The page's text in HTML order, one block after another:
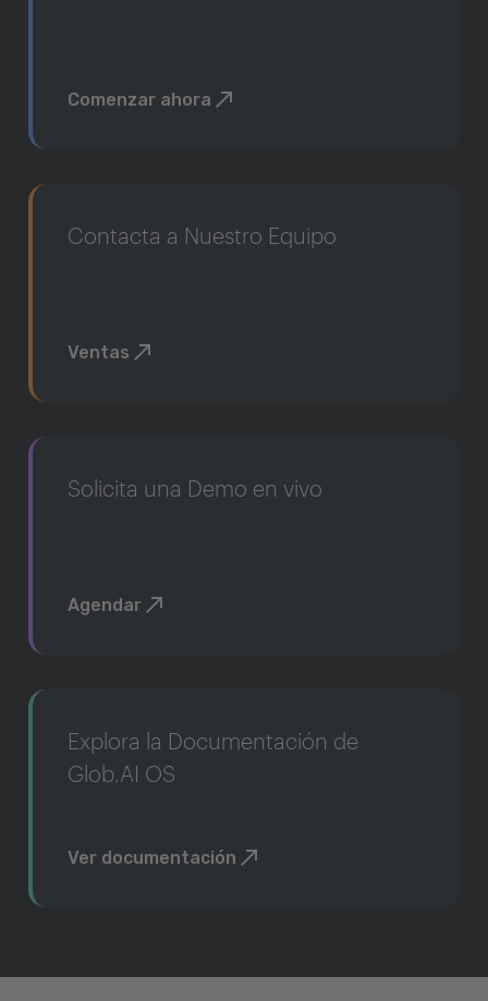
Comenzar ahora
Contacta a Nuestro Equipo
Ventas
Solicita una Demo en vivo
Agendar
Explora la Documentación de
Glob.AI OS
Ver documentación